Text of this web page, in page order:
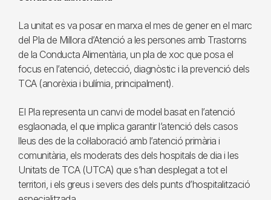
La unitat es va posar en marxa el mes de gener en el marc
del Pla de Millora d’Atenció a les persones amb Trastorns
de la Conducta Alimentària, un pla de xoc que posa el
focus en l’atenció, detecció, diagnòstic i la prevenció dels
TCA (anorèxia i bulímia, principalment).
El Pla representa un canvi de model basat en l’atenció
esglaonada, el que implica garantir l’atenció dels casos
lleus des de la col·laboració amb l’atenció primària i
comunitària, els moderats des dels hospitals de dia i les
Unitats de TCA (UTCA) que s’han desplegat a tot el
territori, i els greus i severs des dels punts d’hospitalització